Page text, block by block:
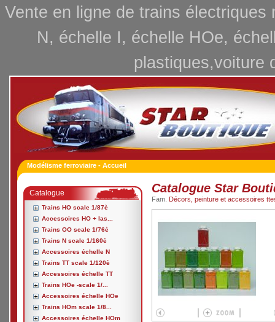
Vente en ligne de trains
N, échelle I, échelle HOe,
plastiques,voiture
Modélisme ferroviaire - Accueil
Catalogue
Trains HO scale 1/87è
Accessoires HO + las...
Trains OO scale 1/76è
Trains N scale 1/160è
Accessoires échelle N
Trains TT scale 1/120è
Accessoires échelle TT
Trains HOe -scale 1/...
Accessoires échelle HOe
Trains HOm scale 1/8...
Accessoires échelle HOm
Catalogue Star
Fam. Décors, peinture et accessoires